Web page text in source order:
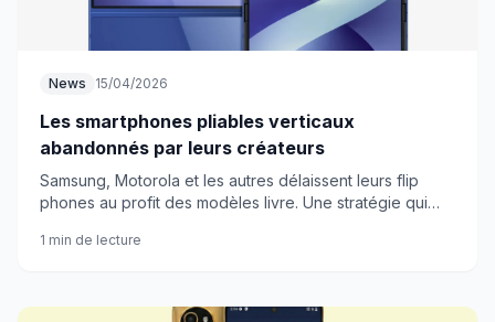
News 15/04/2026
Les smartphones pliables verticaux
abandonnés par leurs créateurs
Samsung, Motorola et les autres délaissent leurs flip
phones au profit des modèles livre. Une stratégie qui
1 min de lecture